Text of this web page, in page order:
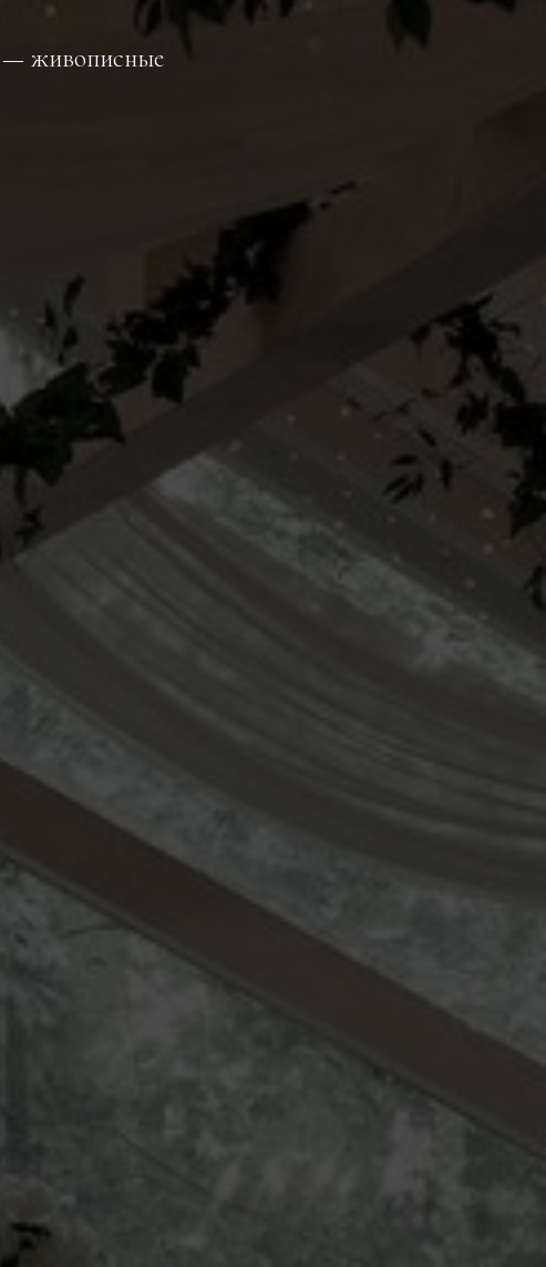
— живописные